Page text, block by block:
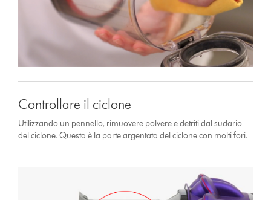
Controllare il ciclone
Utilizzando un pennello, rimuovere polvere e detriti dal sudario
del ciclone. Questa è la parte argentata del ciclone con molti fori.